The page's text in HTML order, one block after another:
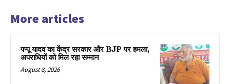
More articles
पप्पू यादव का केंद्र सरकार और BJP पर हमला,
अपराधियों को मिल रहा सम्मान
August 8, 2026